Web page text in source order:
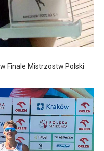
Finale Mistrzostw Polski